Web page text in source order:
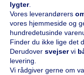
lygter.
Vores leverandørers
vores hjemmeside og
hundredetusinde
Finder du ikke lige det
Derudover svejservi
levering.
Vi rådgiver gerne om